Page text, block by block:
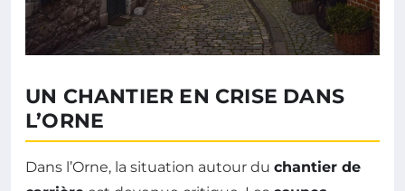
UN CHANTIER EN CRISE DANS
L’ORNE
Dans l’Orne, la situation autour du chantier de